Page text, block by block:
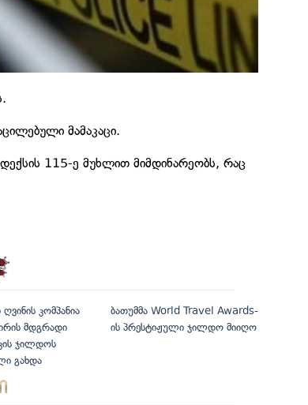
მამაკაცი.
115-ე მუხლით მიმდინარეობს, რაც
კომპანია
მდგრადი
ჯილდოს
გახდა
ბათუმმა World Travel Awards-
ის პრესტიჟული ჯილდო მიიღო